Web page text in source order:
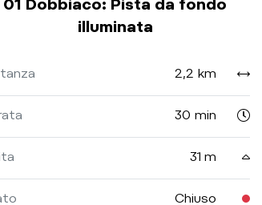
01 Dobbiaco: Pista da fondo
illuminata
2,2 km
30 min
31 m
Chiuso